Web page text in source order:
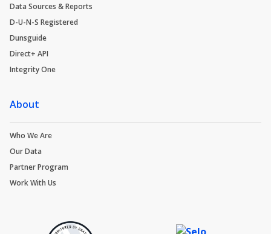
Data Sources & Reports
D-U-N-S Registered
Dunsguide
Direct+ API
Integrity One
About
Who We Are
Our Data
Partner Program
Work With Us